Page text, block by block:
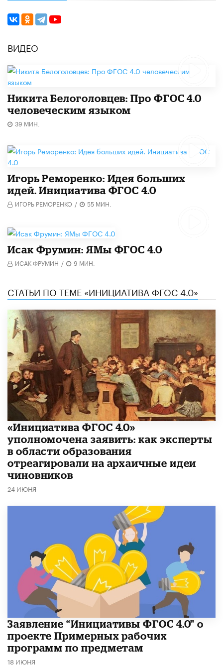
ВИДЕО
Никита Белоголовцев: Про ФГОС 4.0
человеческим языком
39 МИН.
Игорь Реморенко: Идея больших
идей. Инициатива ФГОС 4.0
ИГОРЬ РЕМОРЕНКО / 55 МИН.
Исак Фрумин: ЯМы ФГОС 4.0
ИСАК ФРУМИН / 9 МИН.
СТАТЬИ ПО ТЕМЕ «ИНИЦИАТИВА ФГОС 4.0»
«Инициатива ФГОС 4.0»
уполномочена заявить: как эксперты
в области образования
отреагировали на архаичные идеи
чиновников
24 ИЮНЯ
Заявление “Инициативы ФГОС 4.0" о
проекте Примерных рабочих
программ по предметам
18 ИЮНЯ